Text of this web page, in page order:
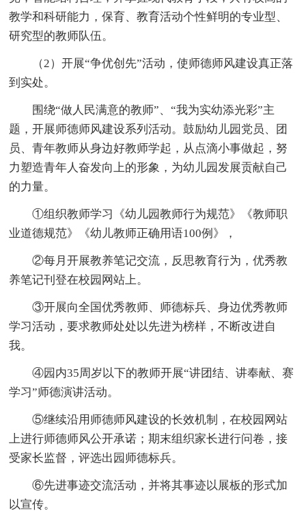
教学和科研能力，保育、教育活动个性鲜明的专业型、
研究型的教师队伍。
（2）开展“争优创先”活动，使师德师风建设真正落
到实处。
围绕“做人民满意的教师”、“我为实幼添光彩”主
题，开展师德师风建设系列活动。鼓励幼儿园党员、团
员、青年教师从身边好教师学起，从点滴小事做起，努
力塑造青年人奋发向上的形象，为幼儿园发展贡献自己
的力量。
①组织教师学习《幼儿园教师行为规范》《教师职
业道德规范》《幼儿教师正确用语100例》，
②每月开展教养笔记交流，反思教育行为，优秀教
养笔记刊登在校园网站上。
③开展向全国优秀教师、师德标兵、身边优秀教师
学习活动，要求教师处处以先进为榜样，不断改进自
我。
④园内35周岁以下的教师开展“讲团结、讲奉献、赛
学习”师德演讲活动。
⑤继续沿用师德师风建设的长效机制，在校园网站
上进行师德师风公开承诺；期末组织家长进行问卷，接
受家长监督，评选出园师德标兵。
⑥先进事迹交流活动，并将其事迹以展板的形式加
以宣传。